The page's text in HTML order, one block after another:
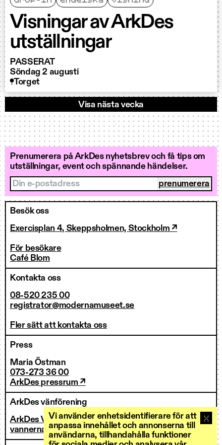
Vi använder enhetsidentifierare för att
anpassa innehållet och annonserna till
användarna, tillhandahålla funktioner
Visningar av ArkDes
utställningar
PASSERAT
Söndag 2 augusti
Torget
Visa nästa vecka
Prenumerera på ArkDes nyhetsbrev och få tips om
utställningar, event och spännande händelser.
Din e-postadress
Besök oss
Exercisplan 4, Skeppsholmen, Stockholm ↗
För besökare
Café Blom
Kontakta oss
08-520 235 00
registrator@modernamuseet.se
Fler sätt att kontakta oss
Press
Maria Östman
073-273 36 00
ArkDes pressrum ↗
ArkDes vänförening
ArkDes Vänner
vannerna@arkdes.se